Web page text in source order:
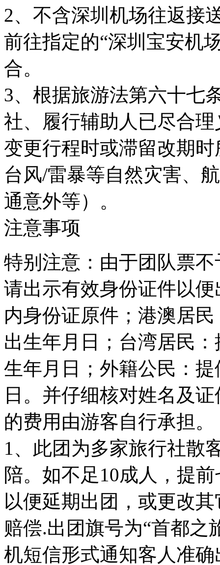
2、不含深圳机场往返接
前往指定的“深圳宝安机
合。
3、根据旅游法第六十七
社、履行辅助人已尽合
变更行程时或滞留改期
台风/雷暴等自然灾害、
通意外等）。
注意事项
特别注意：由于团队票
请出示有效身份证件以
内身份证原件；港澳居
出生年月日；台湾居民
生年月日；外籍公民：
日。并仔细核对姓名及
的费用由游客自行承担。
1、此团为多家旅行社散
陪。如不足10成人，提
以便延期出团，或更改
赔偿.出团旗号为“首都之
机短信形式通知客人准